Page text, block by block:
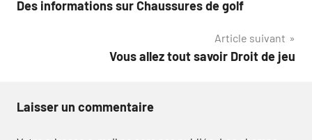
de
Des informations sur Chaussures de golf
Article suivant
Vous allez tout savoir Droit de jeu
Laisser un commentaire